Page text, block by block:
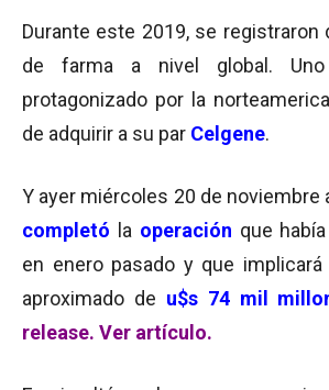
Durante este 2019, se registraron
de farma a nivel global.
protagonizado por la
de adquirir a su par Celgene.
Y ayer miércoles 20 de noviembre
completó la operación que
en enero pasado y que
aproximado de u$s 74 mil
release. Ver artículo.